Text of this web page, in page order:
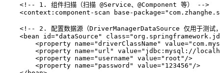
<!-- 1. 组件扫描（扫描 @Service、@Component 等） -->
<context:component-scan base-package=
<!-- 2. 配置数据源（DriverManagerDataSource 仅用于测试
<bean id="dataSource" class=
<property name="driverClassName" value=
<property name="url" value="jdbc:mysql://
<property name="username" value="root" />
<property name="password" value="123456" />